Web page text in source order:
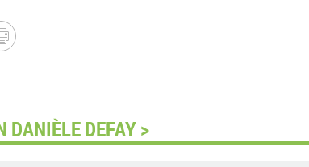
DANIÈLE DEFAY >